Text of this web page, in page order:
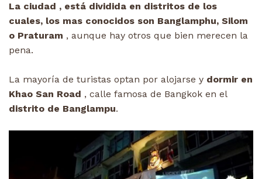
La ciudad , está dividida en distritos de los
cuales, los mas conocidos son Banglamphu, Silom
o Praturam , aunque hay otros que bien merecen la
pena.
La mayoría de turistas optan por alojarse y dormir en
Khao San Road , calle famosa de Bangkok en el
distrito de Banglampu.